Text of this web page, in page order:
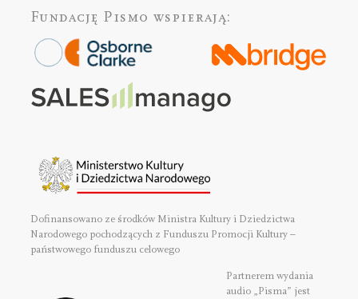
Fundację Pismo wspierają:
Dofinansowano ze środków Ministra Kultury i Dziedzictwa
Narodowego pochodzących z Funduszu Promocji Kultury –
państwowego funduszu celowego
Partnerem wydania
audio „Pisma” jest